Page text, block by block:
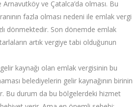
ve Çatalca’da olması. Bu
fazla olması nedeni ile emlak vergi
dönmektedir. Son dönemde emlak
artık vergiye tabi olduğunun
kaynağı olan emlak vergisinin bu
belediyelerin gelir kaynağının birinin
Bu durum da bu bölgelerdeki hizmet